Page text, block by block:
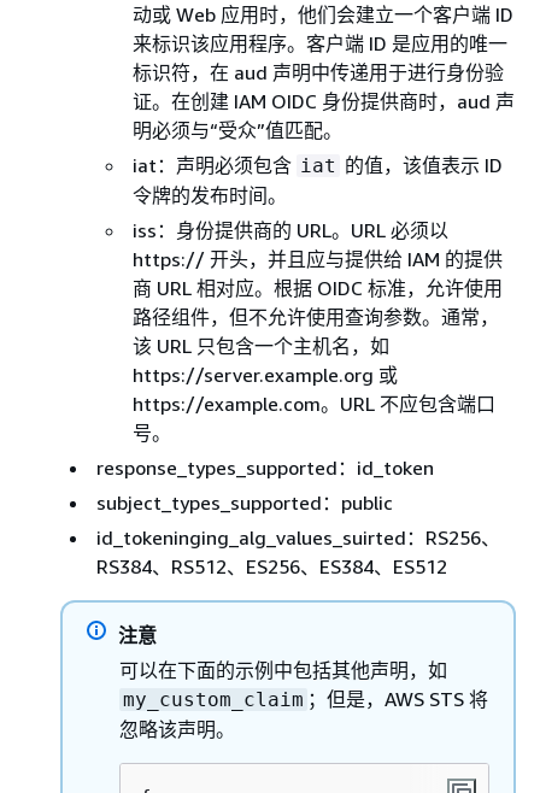
动或 Web 应用时，他们会建立一个客户端 ID
来标识该应用程序。客户端 ID 是应用的唯一
标识符，在 aud 声明中传递用于进行身份验
证。在创建 IAM OIDC 身份提供商时，aud 声
明必须与“受众”值匹配。
iat：声明必须包含 iat 的值，该值表示 ID
令牌的发布时间。
iss：身份提供商的 URL。URL 必须以
https:// 开头，并且应与提供给 IAM 的提供
商 URL 相对应。根据 OIDC 标准，允许使用
路径组件，但不允许使用查询参数。通常，
该 URL 只包含一个主机名，如
https://server.example.org 或
https://example.com。URL 不应包含端口
号。
response_types_supported：id_token
subject_types_supported：public
id_tokeninging_alg_values_suirted：RS256、
RS384、RS512、ES256、ES384、ES512
注意
可以在下面的示例中包括其他声明，如
my_custom_claim ；但是，AWS STS 将
忽略该声明。